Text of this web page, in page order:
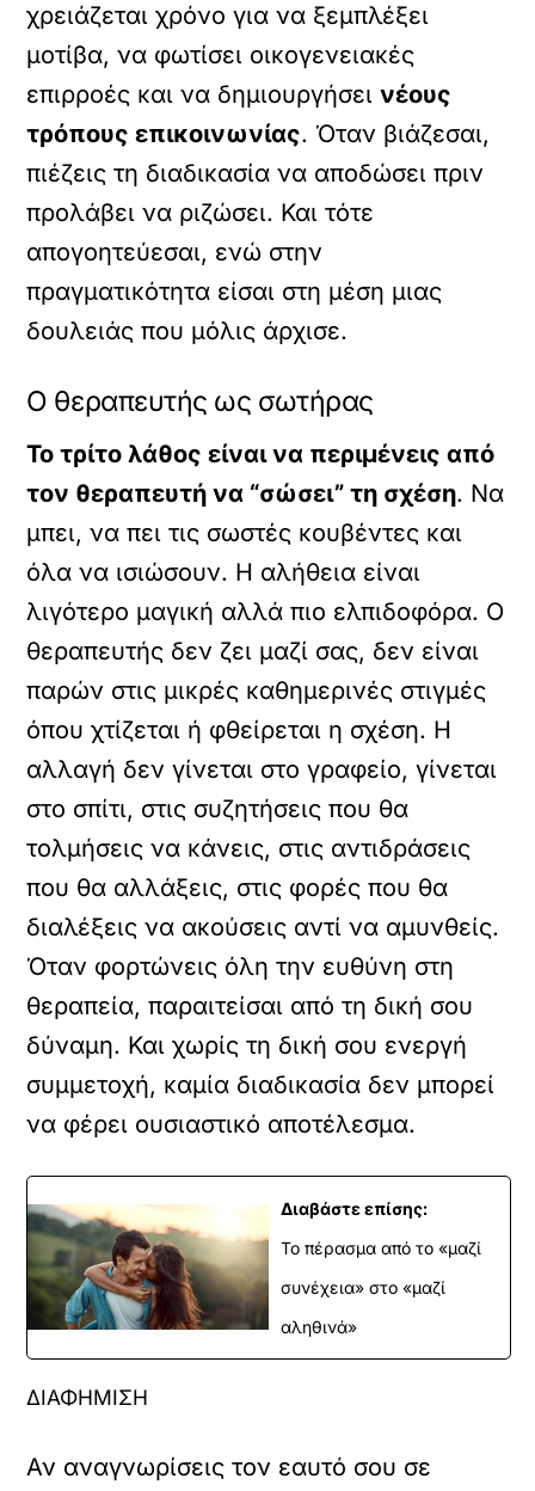
χρειάζεται χρόνο για να ξεμπλέξει
μοτίβα, να φωτίσει οικογενειακές
επιρροές και να δημιουργήσεινέους
τρόπους επικοινωνίας. Όταν βιάζεσαι,
πιέζεις τη διαδικασία να αποδώσει πριν
προλάβει να ριζώσει. Και τότε
απογοητεύεσαι, ενώ στην
πραγματικότητα είσαι στη μέση μιας
δουλειάς που μόλις άρχισε.
Ο θεραπευτής ως σωτήρας
Το τρίτο λάθος είναι να περιμένεις από
τον θεραπευτή να “σώσει” τη σχέση. Να
μπει, να πει τις σωστές κουβέντες και
όλα να ισιώσουν. Η αλήθεια είναι
λιγότερο μαγική αλλά πιο ελπιδοφόρα. Ο
θεραπευτής δεν ζει μαζί σας, δεν είναι
παρών στις μικρές καθημερινές στιγμές
όπου χτίζεται ή φθείρεται η σχέση. Η
αλλαγή δεν γίνεται στο γραφείο, γίνεται
στο σπίτι, στις συζητήσεις που θα
τολμήσεις να κάνεις, στις αντιδράσεις
που θα αλλάξεις, στις φορές που θα
διαλέξεις να ακούσεις αντί να αμυνθείς.
Όταν φορτώνεις όλη την ευθύνη στη
θεραπεία, παραιτείσαι από τη δική σου
δύναμη. Και χωρίς τη δική σου ενεργή
συμμετοχή, καμία διαδικασία δεν μπορεί
να φέρει ουσιαστικό αποτέλεσμα.
Διαβάστε επίσης:
Το πέρασμα από το «μαζί
συνέχεια» στο «μαζί
αληθινά»
ΔΙΑΦΗΜΙΣΗ
Αν αναγνωρίσεις τον εαυτό σου σε